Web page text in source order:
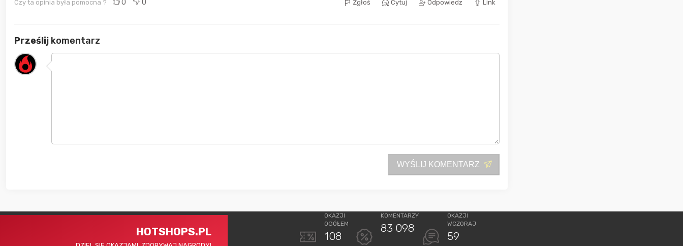
Czy ta opinia była pomocna ? 0 0 Zgłoś Cytuj Odpowiedz Link
Prześlij komentarz
WYŚLIJ KOMENTARZ
HOTSHOPS.PL
OKAZJI
OGÓŁEM
108
KOMENTARZY
83 098
OKAZJI
WCZORAJ
59